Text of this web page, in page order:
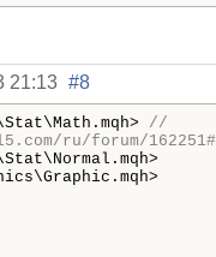
21:13 #8
//
ru/forum/